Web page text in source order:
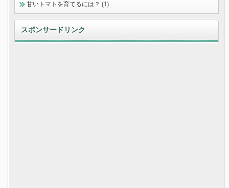
甘いトマトを育てるには？ (1)
スポンサードリンク